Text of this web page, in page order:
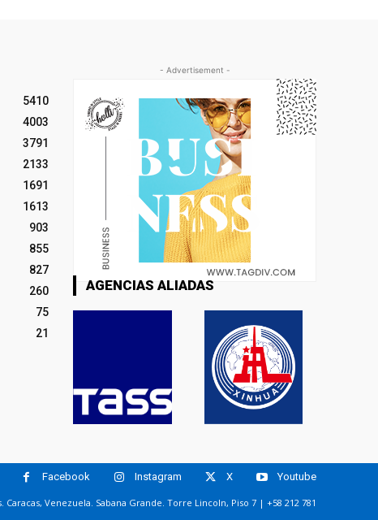
5410
4003
3791
2133
1691
1613
903
855
827
260
75
21
- Advertisement -
AGENCIAS ALIADAS
Facebook Instagram X Youtube
Venezuela. Sabana Grande. Torre Lincoln, Piso 7 | +58 212 781